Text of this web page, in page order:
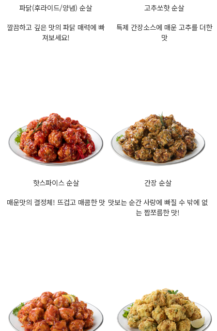
파닭(후라이드/양념) 순살
깔끔하고 깊은 맛의 파닭 매력에 빠
져보세요!
고추쏘핫 순살
특제 간장소스에 매운 고추를 더한
맛
핫스파이스 순살
매운맛의 결정체! 뜨겁고 매콤한 맛
간장 순살
맛보는 순간 사랑에 빠질 수 밖에 없
는 짭쪼름한 맛!